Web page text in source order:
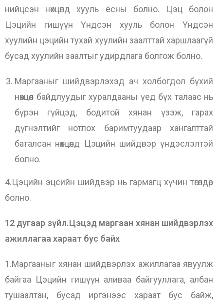
нийцсэн нөхцөлд хууль ёсны болно. Цэц болон
Цэцийн гишүүн Үндсэн хууль болон Үндсэн
хуулийн цэцийн тухай хуулийн заалттай харшлаагүй
бусад хуулийн заалтыг удирдлага болгож болно.
Маргааныг шийдвэрлэхэд ач холбогдол бүхий
нөхцөл байдлуудыг хуралдааны үед бүх талаас нь
бүрэн гүйцэд, бодитой хянан үзэж, гарах
дүгнэлтийг нотлох баримтуудаар хангалттай
баталсан нөхцөлд Цэцийн шийдвэр үндэслэлтэй
болно.
4.Цэцийн эцсийн шийдвэр нь гармагц хүчин төгөлдөр
болно.
12 дугаар зүйл.Цэцэд маргаан хянан шийдвэрлэх
ажиллагаа хараат бус байх
1.Маргааныг хянан шийдвэрлэх ажиллагаа явуулж
байгаа Цэцийн гишүүн аливаа байгууллага, албан
тушаалтан, бусад иргэнээс хараат бус байж,